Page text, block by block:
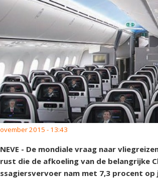
2015 - 13:43
- De mondiale vraag naar
die de afkoeling van de belangrijke
nam met 7,3 procent